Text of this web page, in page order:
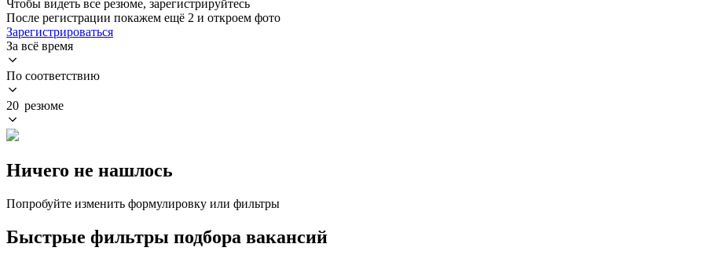
Чтобы видеть все резюме, зарегистрируйтесь
После регистрации покажем ещё 2 и откроем фото
Зарегистрироваться
За всё время
По соответствию
20 резюме
Ничего не нашлось
Попробуйте изменить формулировку или фильтры
Быстрые фильтры подбора вакансий